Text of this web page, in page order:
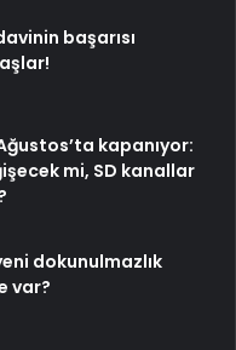
başarısı
kapanıyor:
mi, SD kanallar
dokunulmazlık
var?